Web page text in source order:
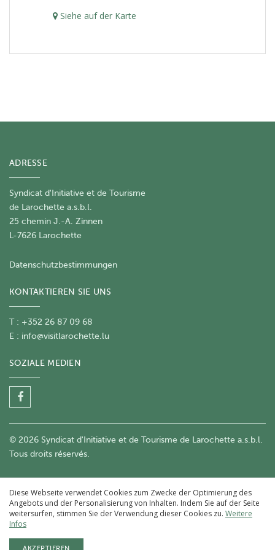
Siehe auf der Karte
ADRESSE
Syndicat d'Initiative et de Tourisme
de Larochette a.s.b.l.
25 chemin J.-A. Zinnen
L-7626 Larochette
Datenschutzbestimmungen
KONTAKTIEREN SIE UNS
T : +352 26 87 09 68
E : info@visitlarochette.lu
SOZIALE MEDIEN
© 2026 Syndicat d'Initiative et de Tourisme de Larochette a.s.b.l.
Tous droits réservés.
Diese Webseite verwendet Cookies zum Zwecke der Optimierung des
Angebots und der Personalisierung von Inhalten. Indem Sie auf der Seite
weitersurfen, stimmen Sie der Verwendung dieser Cookies zu. Weitere
Infos
AKZEPTIEREN